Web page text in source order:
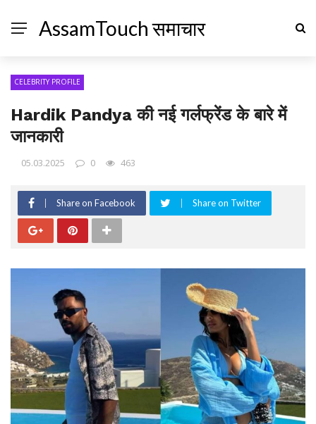
AssamTouch समाचार
CELEBRITY PROFILE
Hardik Pandya की नई गर्लफ्रेंड के बारे में
जानकारी
05.03.2025 0 463
Share on Facebook Share on Twitter